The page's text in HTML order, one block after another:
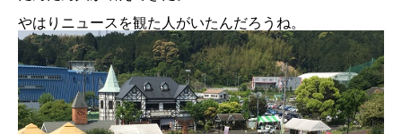
やはりニュースを観た人がいたんだろうね。